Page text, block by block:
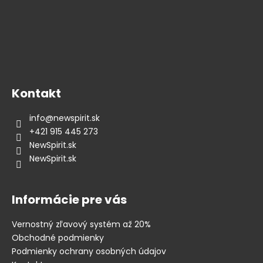
Kontakt
info@newspirit.sk
+421 915 445 273
NewSpirit.sk
NewSpirit.sk
Informácie pre vás
Vernostný zľavový systém až 20%
Obchodné podmienky
Podmienky ochrany osobných údajov